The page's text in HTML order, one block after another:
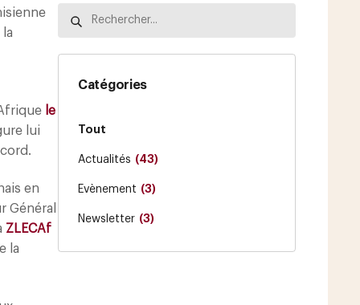
le
lui
en
Général
ZLECAf
la
Catégories
Tout
Actualités (43)
Evènement (3)
Newsletter (3)